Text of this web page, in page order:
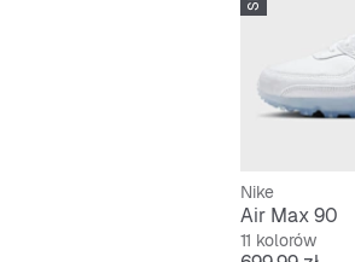
Nike
Air Max 90
11 kolorów